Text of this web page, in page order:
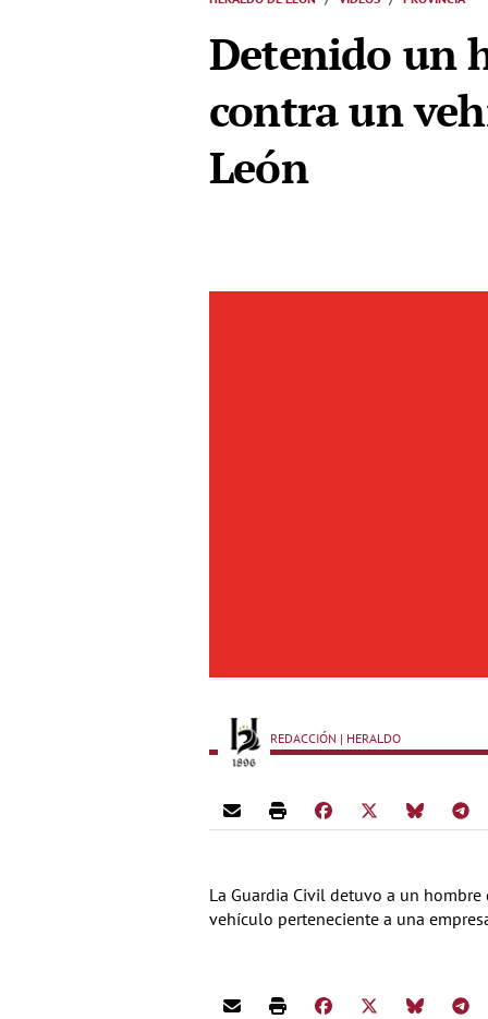
Detenido un
contra un
León
REDACCIÓN | HERALDO
La Guardia Civil detuvo a un
vehículo perteneciente a una